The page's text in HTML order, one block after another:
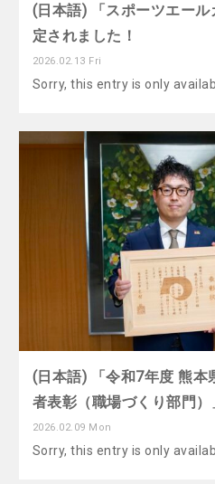
(日本語) 「スポーツエー
定されました！
2026.02.13 Fri
Sorry, this entry is only
(日本語) 「令和7年度 熊本
者表彰（職場づくり部門
2026.02.09 Mon
Sorry, this entry is only